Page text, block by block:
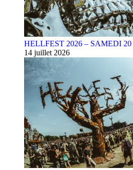
HELLFEST 2026 – SAMEDI
14 juillet 2026